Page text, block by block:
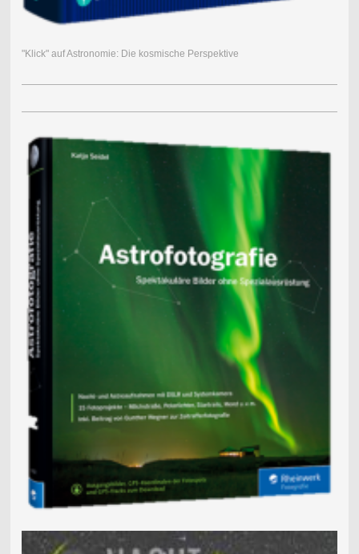
"Klick" auf Astronomie: Die kosmische Perspektive